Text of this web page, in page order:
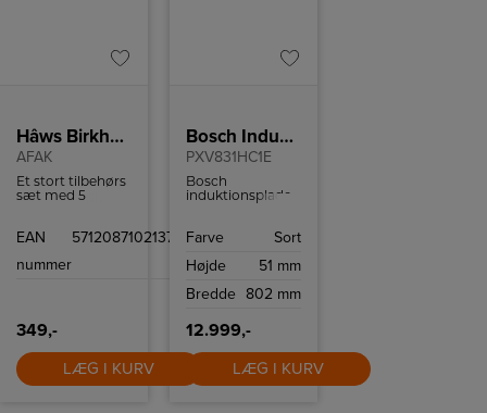
Hâws Birkholm Airfryer Tilbehørssæt
AFAK
Et stort tilbehørs
sæt med 5
airfryeren.
EAN
nummer
5712087102137
349,-
LÆG I KURV
Bosch Induktionskogeplade
PXV831HC1E
Bosch
induktionsplade
Home Connect.
Farve
Sort
Højde
51 mm
Bredde 802 mm
12.999,-
LÆG I KURV